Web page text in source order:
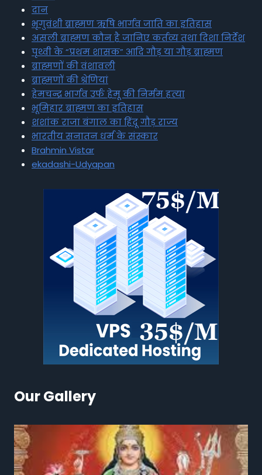
दान
भृगुवंशी ब्राह्मण ऋषि भार्गव जाति का इतिहास
असली ब्राह्मण कौन है जानिए कर्तव्य तथा दिशा निर्देश
पृथ्वी के “प्रथम शासक” आदि गौड़ या गौड़ ब्राह्मण
ब्राह्मणों की वंशावली
ब्राह्मणों की श्रेणियां
हेमचन्द्र भार्गव उर्फ हेमू की निर्मम हत्या
भूमिहार ब्राह्मण का इतिहास
शशांक राजा बंगाल का हिंदू गौड़ राज्य
भारतीय सनातन धर्म के संस्कार
Brahmin Vistar
ekadashi-Udyapan
Our Gallery